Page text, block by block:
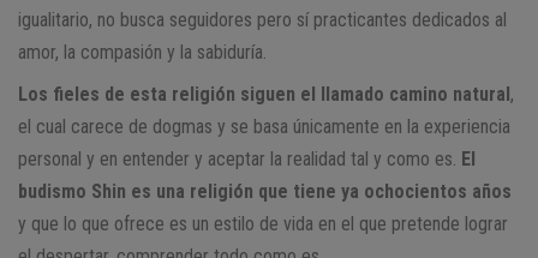
igualitario, no busca seguidores pero sí practicantes dedicados al
amor, la compasión y la sabiduría.
Los fieles de esta religión siguen el llamado camino natural,
el cual carece de dogmas y se basa únicamente en la experiencia
personal y en entender y aceptar la realidad tal y como es. El
budismo Shin es una religión que tiene ya ochocientos años
y que lo que ofrece es un estilo de vida en el que pretende lograr